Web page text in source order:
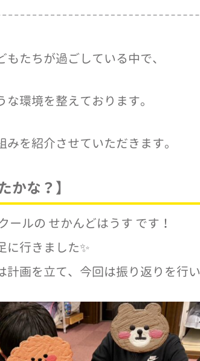
たちが過ごしている中で、
環境を整えております。
を紹介させていただきます。
かな？】
ールの せかんどはうす です！
に行きました✨
計画を立て、今回は振り返りを行